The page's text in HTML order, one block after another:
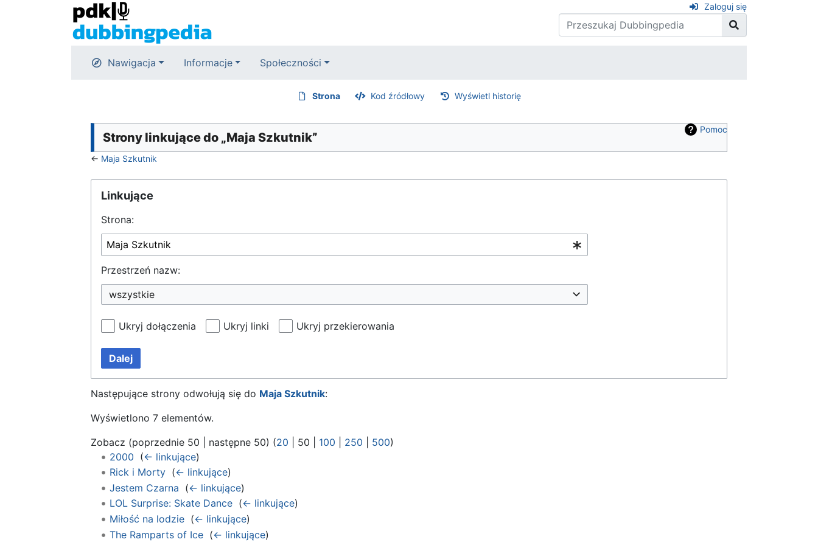
Zaloguj się
Nawigacja Informacje Społeczności
Strona Kod źródłowy Wyświetl historię
Pomoc
Strony linkujące do „Maja Szkutnik”
← Maja Szkutnik
Linkujące
Strona:
Przestrzeń nazw:
wszystkie
Ukryj dołączenia Ukryj linki Ukryj przekierowania
Dalej
Następujące strony odwołują się do Maja Szkutnik:
Wyświetlono 7 elementów.
Zobacz (poprzednie 50 następne 50) (20 50 100 250 500)
2000 (← linkujące)
Rick i Morty‎ (← linkujące)
Jestem Czarna (← linkujące)
LOL Surprise: Skate Dance‎ (← linkujące)
Miłość na lodzie‎ (← linkujące)
The Ramparts of Ice‎ (← linkujące)